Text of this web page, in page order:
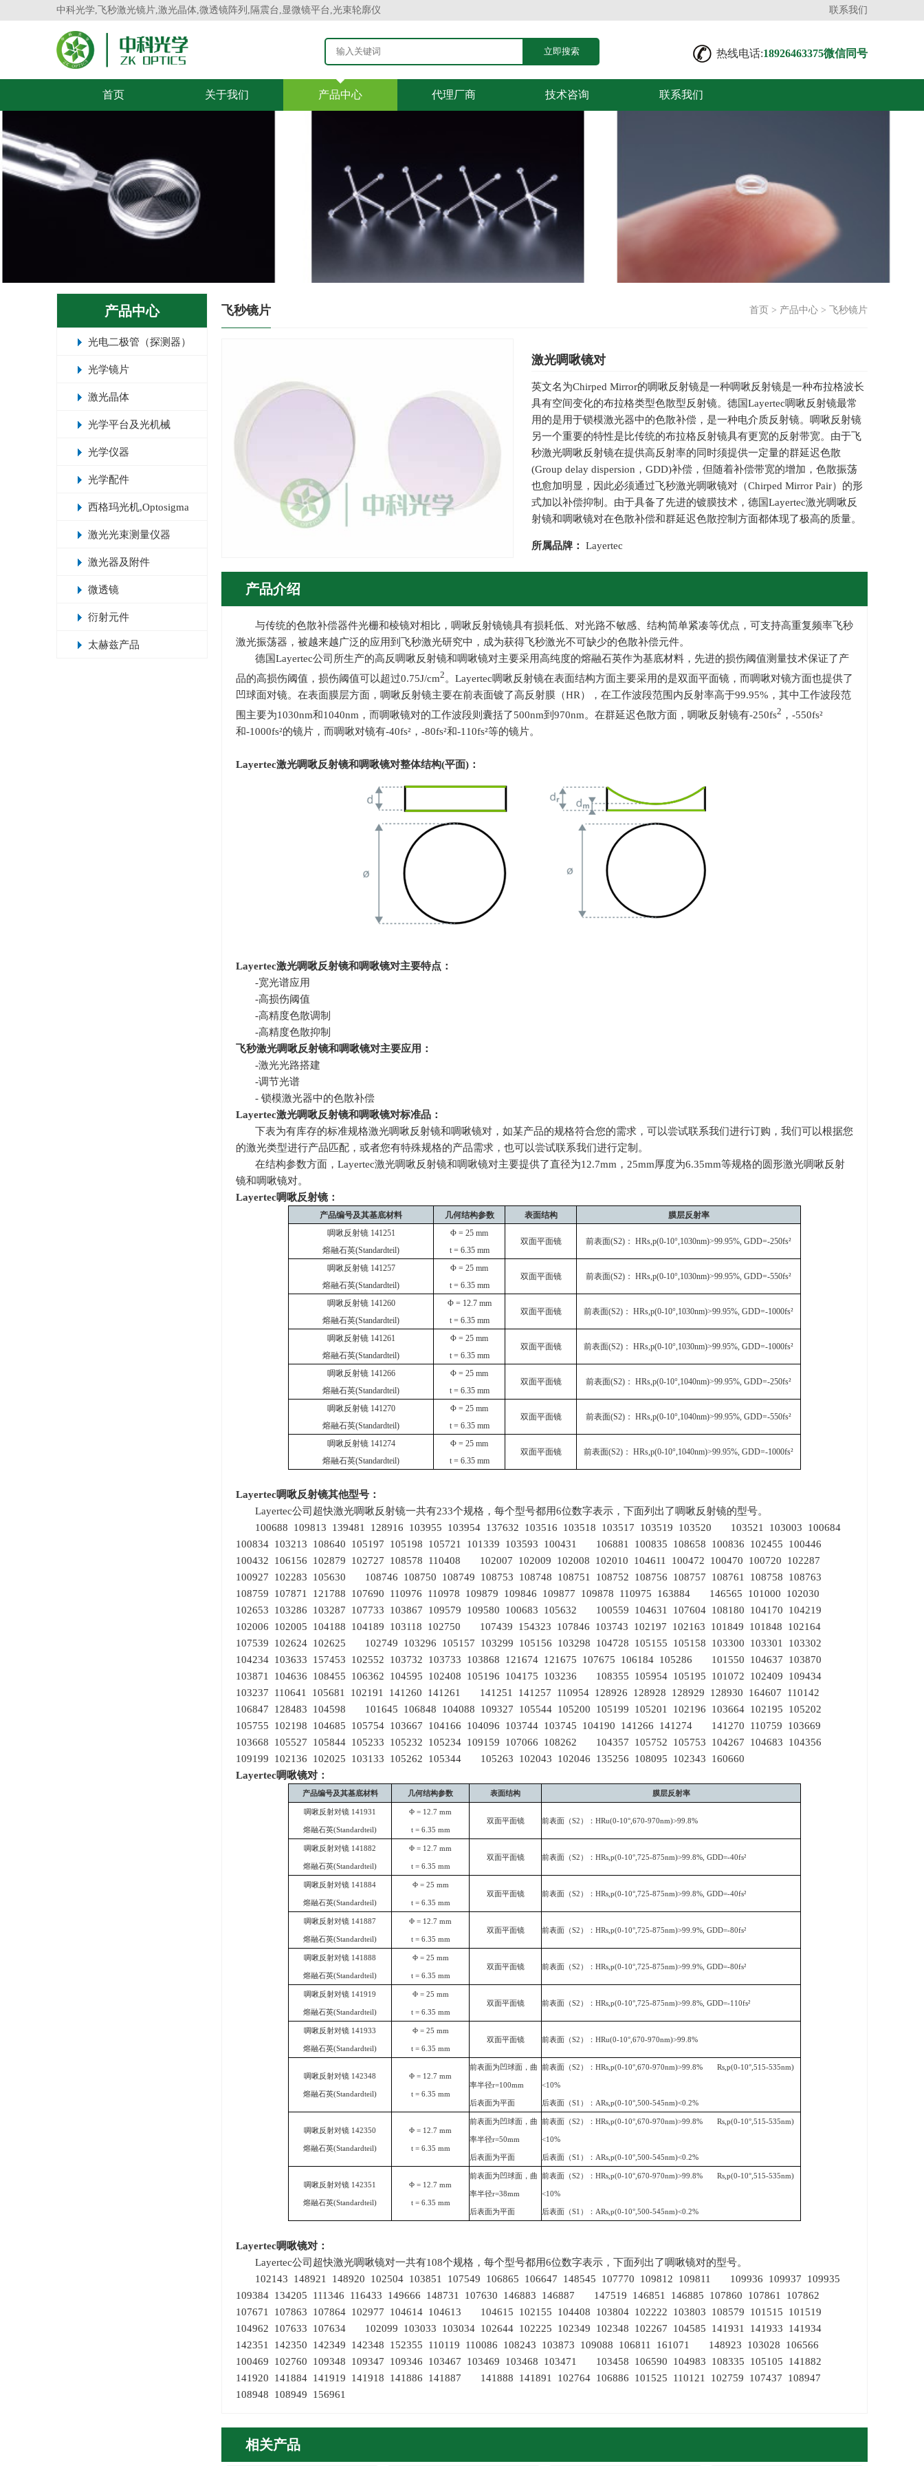
中科光学,飞秒激光镜片,激光晶体,微透镜阵列,隔震台,显微镜平台,光束轮廓仪 联系我们
热线电话:18926463375微信同号
首页 关于我们 产品中心 代理厂商 技术咨询 联系我们
产品中心
光电二极管（探测器）
光学镜片
激光晶体
光学平台及光机械
光学仪器
光学配件
西格玛光机,Optosigma
激光光束测量仪器
激光器及附件
微透镜
衍射元件
太赫兹产品
飞秒镜片 首页 > 产品中心 > 飞秒镜片
激光啁啾镜对
英文名为Chirped Mirror的啁啾反射镜是一种啁啾反射镜是一种布拉格波长
具有空间变化的布拉格类型色散型反射镜。德国Layertec啁啾反射镜最常
用的是用于锁模激光器中的色散补偿，是一种电介质反射镜。啁啾反射镜
另一个重要的特性是比传统的布拉格反射镜具有更宽的反射带宽。由于飞
秒激光啁啾反射镜在提供高反射率的同时须提供一定量的群延迟色散
(Group delay dispersion，GDD)补偿，但随着补偿带宽的增加，色散振荡
也愈加明显，因此必须通过飞秒激光啁啾镜对（Chirped Mirror Pair）的形
式加以补偿抑制。由于具备了先进的镀膜技术，德国Layertec激光啁啾反
射镜和啁啾镜对在色散补偿和群延迟色散控制方面都体现了极高的质量。
所属品牌： Layertec
产品介绍
与传统的色散补偿器件光栅和棱镜对相比，啁啾反射镜镜具有损耗低、对光路不敏感、结构简单紧凑等优点，可支持高重复频率飞秒
激光振荡器，被越来越广泛的应用到飞秒激光研究中，成为获得飞秒激光不可缺少的色散补偿元件。
德国Layertec公司所生产的高反啁啾反射镜和啁啾镜对主要采用高纯度的熔融石英作为基底材料，先进的损伤阈值测量技术保证了产
品的高损伤阈值，损伤阈值可以超过0.75J/cm2。 Layertec啁啾反射镜在表面结构方面主要采用的是双面平面镜，而啁啾对镜方面也提供了
凹球面对镜。在表面膜层方面，啁啾反射镜主要在前表面镀了高反射膜（HR），在工作波段范围内反射率高于99.95% ，其中工作波段范
围主要为1030nm和1040nm ，而啁啾镜对的工作波段则囊括了500nm到 970nm。在群延迟色散方面，啁啾反射镜有-250fs2 ，-550fs²
和-1000fs²的镜片，而啁啾对镜有-40fs²， -80fs²和-110fs²等的镜片。
Layertec激光啁啾反射镜和啁啾镜对整体结构(平面) ：
Layertec激光啁啾反射镜和啁啾镜对主要特点：
-宽光谱应用
-高损伤阈值
-高精度色散调制
-高精度色散抑制
飞秒激光啁啾反射镜和啁啾镜对主要应用：
-激光光路搭建
-调节光谱
- 锁模激光器中的色散补偿
Layertec激光啁啾反射镜和啁啾镜对标准品：
下表为有库存的标准规格激光啁啾反射镜和啁啾镜对，如某产品的规格符合您的需求，可以尝试联系我们进行订购，我们可以根据您
的激光类型进行产品匹配，或者您有特殊规格的产品需求，也可以尝试联系我们进行定制。
在结构参数方面， Layertec激光啁啾反射镜和啁啾镜对主要提供了直径为12.7mm ， 25mm厚度为6.35mm等规格的圆形激光啁啾反射
镜和啁啾镜对。
Layertec啁啾反射镜：
产品编号及其基底材料 几何结构参数 表面结构
膜层反射率
啁啾反射镜141251
熔融石英(Standardteil)
Φ = 25 mm
t = 6.35 mm
双面平面镜 前表面(S2) ： HRs,p(0-10°,1030nm)>99.95%, GDD=-250fs²
啁啾反射镜141257
熔融石英(Standardteil)
Φ = 25 mm
t = 6.35 mm
双面平面镜 前表面(S2) ： HRs,p(0-10°,1030nm)>99.95%, GDD=-550fs²
啁啾反射镜141260
熔融石英(Standardteil)
Φ= 12.7 mm
t = 6.35 mm
双面平面镜 前表面(S2) ： HRs,p(0-10°,1030nm)>99.95%, GDD=-1000fs²
啁啾反射镜141261
熔融石英(Standardteil)
Φ = 25 mm
t = 6.35 mm
双面平面镜 前表面(S2) ： HRs,p(0-10°,1030nm)>99.95%, GDD=-1000fs²
啁啾反射镜141266
熔融石英(Standardteil)
Φ = 25 mm
t = 6.35 mm
双面平面镜 前表面(S2) ： HRs,p(0-10°,1040nm)>99.95%, GDD=-250fs²
啁啾反射镜141270
熔融石英(Standardteil)
Φ = 25 mm
t = 6.35 mm
双面平面镜 前表面(S2) ： HRs,p(0-10°,1040nm)>99.95%, GDD=-550fs²
啁啾反射镜141274
熔融石英(Standardteil)
Φ = 25 mm
t = 6.35 mm
双面平面镜 前表面(S2) ： HRs,p(0-10°,1040nm)>99.95%, GDD=-1000fs²
Layertec啁啾反射镜其他型号：
Layertec公司超快激光啁啾反射镜一共有233个规格，每个型号都用6位数字表示，下面列出了啁啾反射镜的型号。
100688 109813 139481 128916 103955 103954 137632 103516 103518 103517 103519 103520 103521 103003 100684
100834 103213 108640 105197 105198 105721 101339 103593 100431 106881 100835 108658 100836 102455 100446
100432 106156 102879 102727 108578 110408 102007 102009 102008 102010 104611 100472 100470 100720 102287
100927 102283 105630 108746 108750 108749 108753 108748 108751 108752 108756 108757 108761 108758 108763
108759 107871 121788 107690 110976 110978 109879 109846 109877 109878 110975 163884 146565 101000 102030
102653 103286 103287 107733 103867 109579 109580 100683 105632 100559 104631 107604 108180 104170 104219
102006 102005 104188 104189 103118 102750 107439 154323 107846 103743 102197 102163 101849 101848 102164
107539 102624 102625 102749 103296 105157 103299 105156 103298 104728 105155 105158 103300 103301 103302
104234 103633 157453 102552 103732 103733 103868 121674 121675 107675 106184 105286 101550 104637 103870
103871 104636 108455 106362 104595 102408 105196 104175 103236 108355 105954 105195 101072 102409 109434
103237 110641 105681 102191 141260 141261 141251 141257 110954 128926 128928 128929 128930 164607 110142
106847 128483 104598 101645 106848 104088 109327 105544 105200 105199 105201 102196 103664 102195 105202
105755 102198 104685 105754 103667 104166 104096 103744 103745 104190 141266 141274 141270 110759 103669
103668 105527 105844 105233 105232 105234 109159 107066 108262 104357 105752 105753 104267 104683 104356
109199 102136 102025 103133 105262 105344 105263 102043 102046 135256 108095 102343 160660
Layertec啁啾镜对：
产品编号及其基底材料 几何结构参数 表面结构 膜层反射率
啁啾反射对镜 141931
熔融石英(Standardteil)
Φ = 12.7 mm
t = 6.35 mm
双面平面镜 前表面（S2 ）： HRu(0-10°,670-970nm)>99.8%
啁啾反射对镜 141882
熔融石英(Standardteil)
Φ = 12.7 mm
t = 6.35 mm
双面平面镜 前表面（S2 ）： HRs,p(0-10°,725-875nm)>99.8%, GDD=-40fs²
啁啾反射对镜 141884
熔融石英(Standardteil)
Φ= 25 mm
t = 6.35 mm
双面平面镜 前表面（S2 ）： HRs,p(0-10°,725-875nm)>99.8%, GDD=-40fs²
啁啾反射对镜 141887
熔融石英(Standardteil)
Φ = 12.7 mm
t = 6.35 mm
双面平面镜 前表面（S2 ）： HRs,p(0-10°,725-875nm)>99.9%, GDD=-80fs²
啁啾反射对镜 141888
熔融石英(Standardteil)
Φ= 25 mm
t = 6.35 mm
双面平面镜 前表面（S2 ）： HRs,p(0-10°,725-875nm)>99.9%, GDD=-80fs²
啁啾反射对镜 141919
熔融石英(Standardteil)
Φ= 25 mm
t = 6.35 mm
双面平面镜 前表面（S2 ）： HRs,p(0-10°,725-875nm)>99.8%, GDD=-110fs²
啁啾反射对镜 141933
熔融石英(Standardteil)
Φ= 25 mm
t = 6.35 mm
双面平面镜 前表面（S2 ）： HRu(0-10°,670-970nm)>99.8%
啁啾反射对镜 142348
熔融石英(Standardteil)
Φ = 12.7 mm
t = 6.35 mm
前表面为凹球面，曲
率半径r=100mm
后表面为平面
前表面（S2 ）： HRs,p(0-10°,670-970nm)>99.8% Rs,p(0-10°,515-535nm)
<10%
后表面（S1 ）： ARs,p(0-10°,500-545nm)<0.2%
啁啾反射对镜 142350
熔融石英(Standardteil)
Φ = 12.7 mm
t = 6.35 mm
前表面为凹球面，曲
率半径r=50mm
后表面为平面
前表面（S2 ）： HRs,p(0-10°,670-970nm)>99.8% Rs,p(0-10°,515-535nm)
<10%
后表面（S1 ）： ARs,p(0-10°,500-545nm)<0.2%
啁啾反射对镜 142351
熔融石英(Standardteil)
Φ = 12.7 mm
t = 6.35 mm
前表面为凹球面，曲
率半径r=38mm
后表面为平面
前表面（S2 ）： HRs,p(0-10°,670-970nm)>99.8% Rs,p(0-10°,515-535nm)
<10%
后表面（S1 ）： ARs,p(0-10°,500-545nm)<0.2%
Layertec啁啾镜对 ：
Layertec公司超快激光啁啾镜对一共有108个规格，每个型号都用6位数字表示，下面列出了啁啾镜对的型号。
102143 148921 148920 102504 103851 107549 106865 106647 148545 107770 109812 109811 109936 109937 109935
109384 134205 111346 116433 149666 148731 107630 146883 146887 147519 146851 146885 107860 107861 107862
107671 107863 107864 102977 104614 104613 104615 102155 104408 103804 102222 103803 108579 101515 101519
104962 107633 107634 102099 103033 103034 102644 102225 102349 102348 102267 104585 141931 141933 141934
142351 142350 142349 142348 152355 110119 110086 108243 103873 109088 106811 161071 148923 103028 106566
100469 102760 109348 109347 109346 103467 103469 103468 103471 103458 106590 104983 108335 105105 141882
141920 141884 141919 141918 141886 141887 141888 141891 102764 106886 101525 110121 102759 107437 108947
108948 108949 156961
相关产品